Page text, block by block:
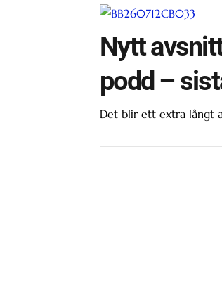
Nytt
podd –
Det blir ett extra långt